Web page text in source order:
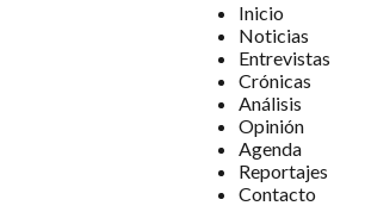
Inicio
Noticias
Entrevistas
Crónicas
Análisis
Opinión
Agenda
Reportajes
Contacto